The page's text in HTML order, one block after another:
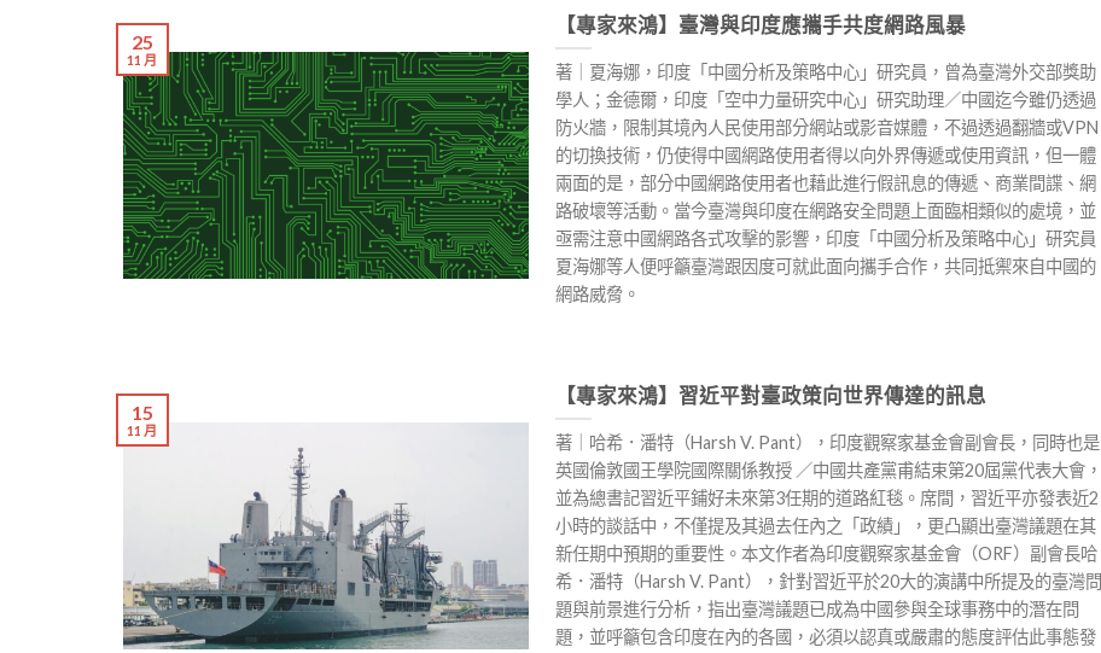
【專家來鴻】臺灣與印度應攜手共度網路風暴
著｜夏海娜，印度「中國分析及策略中心」研究員，曾為臺灣外交部獎助
學人；金德爾，印度「空中力量研究中心」研究助理／中國迄今雖仍透過
防火牆，限制其境內人民使用部分網站或影音媒體，不過透過翻牆或VPN
的切換技術，仍使得中國網路使用者得以向外界傳遞或使用資訊，但一體
兩面的是，部分中國網路使用者也藉此進行假訊息的傳遞、商業間諜、網
路破壞等活動。當今臺灣與印度在網路安全問題上面臨相類似的處境，並
亟需注意中國網路各式攻擊的影響，印度「中國分析及策略中心」研究員
夏海娜等人便呼籲臺灣跟因度可就此面向攜手合作，共同抵禦來自中國的
網路威脅。
25
11 月
【專家來鴻】習近平對臺政策向世界傳達的訊息
著｜哈希．潘特（Harsh V. Pant），印度觀察家基金會副會長，同時也是
英國倫敦國王學院國際關係教授 ／中國共產黨甫結束第20屆黨代表大會，
並為總書記習近平鋪好未來第3任期的道路紅毯。席間，習近平亦發表近2
小時的談話中，不僅提及其過去任內之「政績」，更凸顯出臺灣議題在其
新任期中預期的重要性。本文作者為印度觀察家基金會（ORF）副會長哈
希．潘特（Harsh V. Pant），針對習近平於20大的演講中所提及的臺灣問
題與前景進行分析，指出臺灣議題已成為中國參與全球事務中的潛在問
題，並呼籲包含印度在內的各國，必須以認真或嚴肅的態度評估此事態發
15
11 月